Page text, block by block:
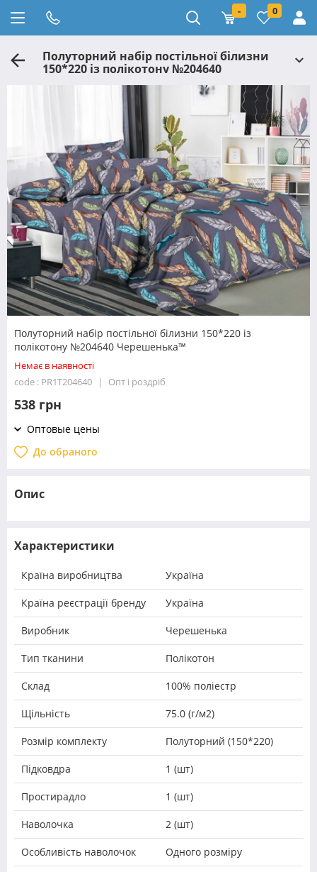
- 0
Полуторний набір постільної білизни
150*220 із полікотону №204640
Черешенька™
Полуторний набір постільної білизни 150*220 із
полікотону №204640 Черешенька™
Немає в наявності
code : PR1T204640
Опт і роздріб
538 грн
Оптовые цены
До обраного
Опис
Характеристики
Країна виробництва Україна
Країна реєстрації бренду Україна
Виробник Черешенька
Тип тканини Полікотон
Склад 100% поліестр
Щільність 75.0 (г/м2)
Розмір комплекту Полуторний (150*220)
Підковдра 1 (шт)
Простирадло 1 (шт)
Наволочка 2 (шт)
Особливість наволочок Одного розміру